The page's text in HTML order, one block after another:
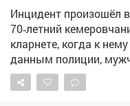
Инцидент произошёл
70‑летний
кларнете, когда к
данным полиции,
из кармана рубашки
музыкальный